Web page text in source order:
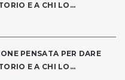
E A CHI LO...
PENSATA PER DARE
E A CHI LO...